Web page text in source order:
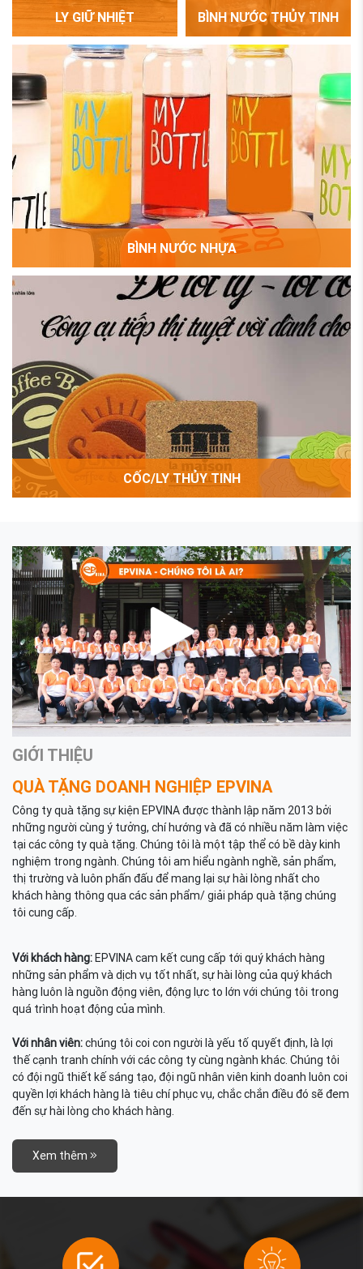
LY GIỮ NHIỆT BÌNH NƯỚC THỦY TINH
BÌNH NƯỚC NHỰA
CỐC/LY THỦY TINH
GIỚI THIỆU
QUÀ TẶNG DOANH NGHIỆP EPVINA
Công ty quà tặng sự kiện EPVINA được thành lập năm 2013 bởi
những người cùng ý tưởng, chí hướng và đã có nhiều năm làm việc
tại các công ty quà tặng. Chúng tôi là một tập thể có bề dày kinh
nghiệm trong ngành. Chúng tôi am hiểu ngành nghề, sản phẩm,
thị trường và luôn phấn đấu để mang lại sự hài lòng nhất cho
khách hàng thông qua các sản phẩm/ giải pháp quà tặng chúng
tôi cung cấp.
Với khách hàng:EPVINA cam kết cung cấp tới quý khách hàng
những sản phẩm và dịch vụ tốt nhất, sự hài lòng của quý khách
hàng luôn là nguồn động viên, động lực to lớn với chúng tôi trong
quá trình hoạt động của mình.
Với nhân viên:chúng tôi coi con người là yếu tố quyết định, là lợi
thế cạnh tranh chính với các công ty cùng ngành khác. Chúng tôi
có đội ngũ thiết kế sáng tạo, đội ngũ nhân viên kinh doanh luôn coi
quyền lợi khách hàng là tiêu chí phục vụ, chắc chắn điều đó sẽ đem
đến sự hài lòng cho khách hàng.
Xem thêm